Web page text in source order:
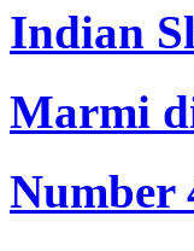
Indian
Marmi
Number